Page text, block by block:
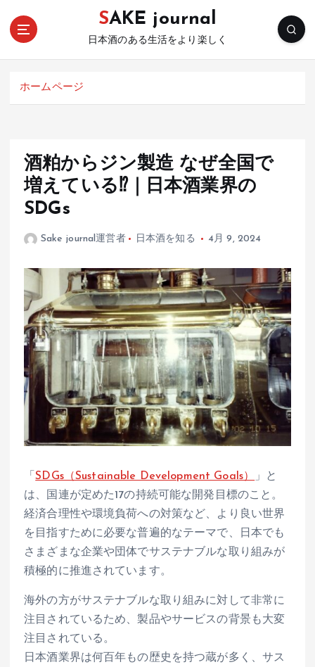
SAKE journal
日本酒のある生活をより楽しく
ホームページ
酒粕からジン製造 なぜ全国で
増えている⁉︎｜日本酒業界の
SDGs
Sake journal運営者 日本酒を知る 4月 9, 2024
「SDGs（Sustainable Development Goals）
」と
は、国連が定めた17の持続可能な開発目標のこと。
経済合理性や環境負荷への対策など、より良い世界
を目指すために必要な普遍的なテーマで、日本でも
さまざまな企業や団体でサステナブルな取り組みが
積極的に推進されています。
海外の方がサステナブルな取り組みに対して非常に
注目されているため、製品やサービスの背景も大変
注目されている。
日本酒業界は何百年もの歴史を持つ蔵が多く、サス